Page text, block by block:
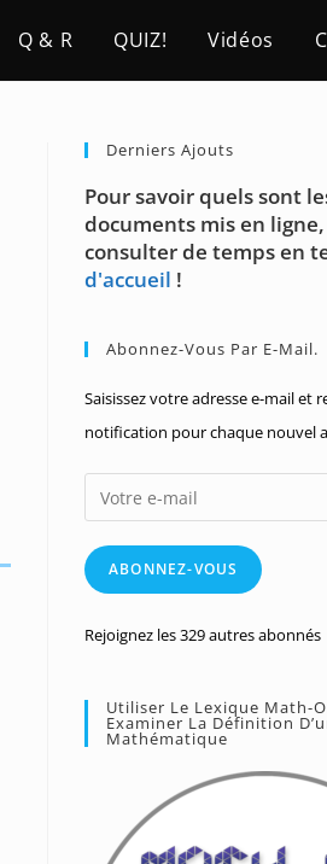
Q & R QUIZ! Vidéos
Derniers Ajouts
Pour savoir quels sont
documents mis en ligne,
consulter de temps en
d'accueil !
Abonnez-Vous Par E-Mail.
Saisissez votre adresse e-mail et
notification pour chaque nouvel
Votre
e-
mailABONNEZ-VOUS
Rejoignez les 329 autres abonnés
Utiliser Le Lexique Math-
Examiner La Définition
Mathématique